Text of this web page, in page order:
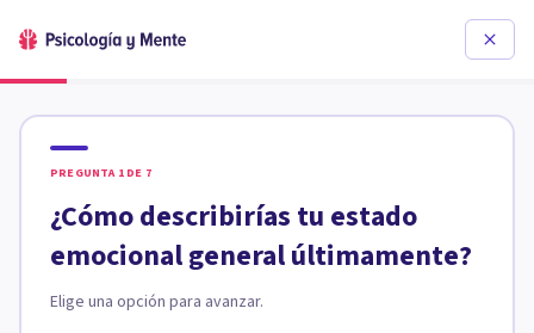
PREGUNTA 1 DE 7
¿Cómo describirías tu estado
emocional general últimamente?
Elige una opción para avanzar.